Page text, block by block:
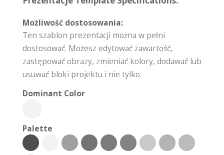
Możliwość dostosowania:
Ten szablon prezentacji można w pełni
dostosować. Możesz edytować zawartość,
zastępować obrazy, zmieniać kolory, dodawać lub
usuwać bloki projektu i nie tylko.
Dominant Color
Palette